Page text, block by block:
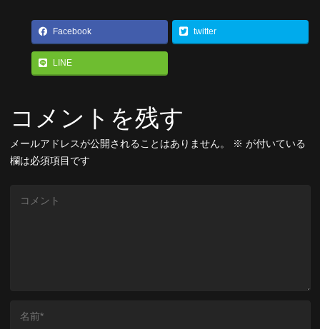
Facebook twitter
LINE
コメントを残す
メールアドレスが公開されることはありません。 ※ が付いている
欄は必須項目です